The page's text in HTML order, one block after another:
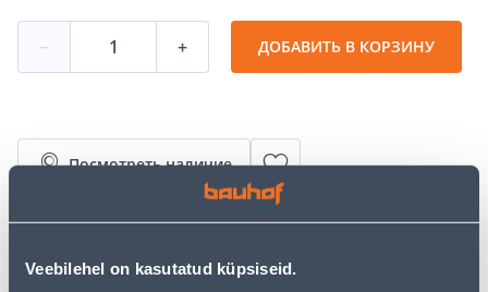
Veebilehel on kasutatud küpsiseid.
− + ДОБАВИТЬ В КОРЗИНУ
Посмотреть наличие
• Vinüültapeet kollektsioonist Sumatra.
• 14-päevane tagastusõigus